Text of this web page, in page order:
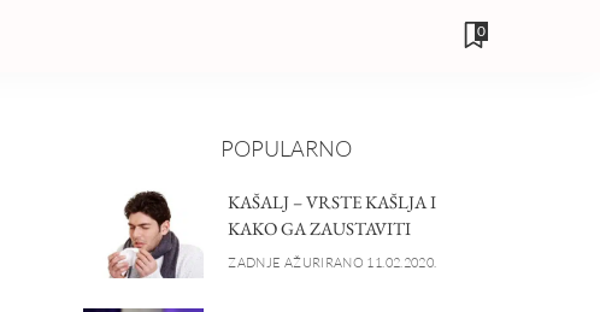
0
POPULARNO
KAŠALJ – VRSTE KAŠLJA I
KAKO GA ZAUSTAVITI
ZADNJE AŽURIRANO 11.02.2020.